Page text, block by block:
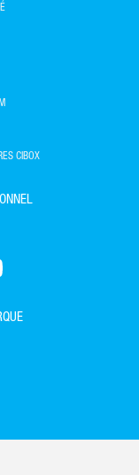
CIBOX